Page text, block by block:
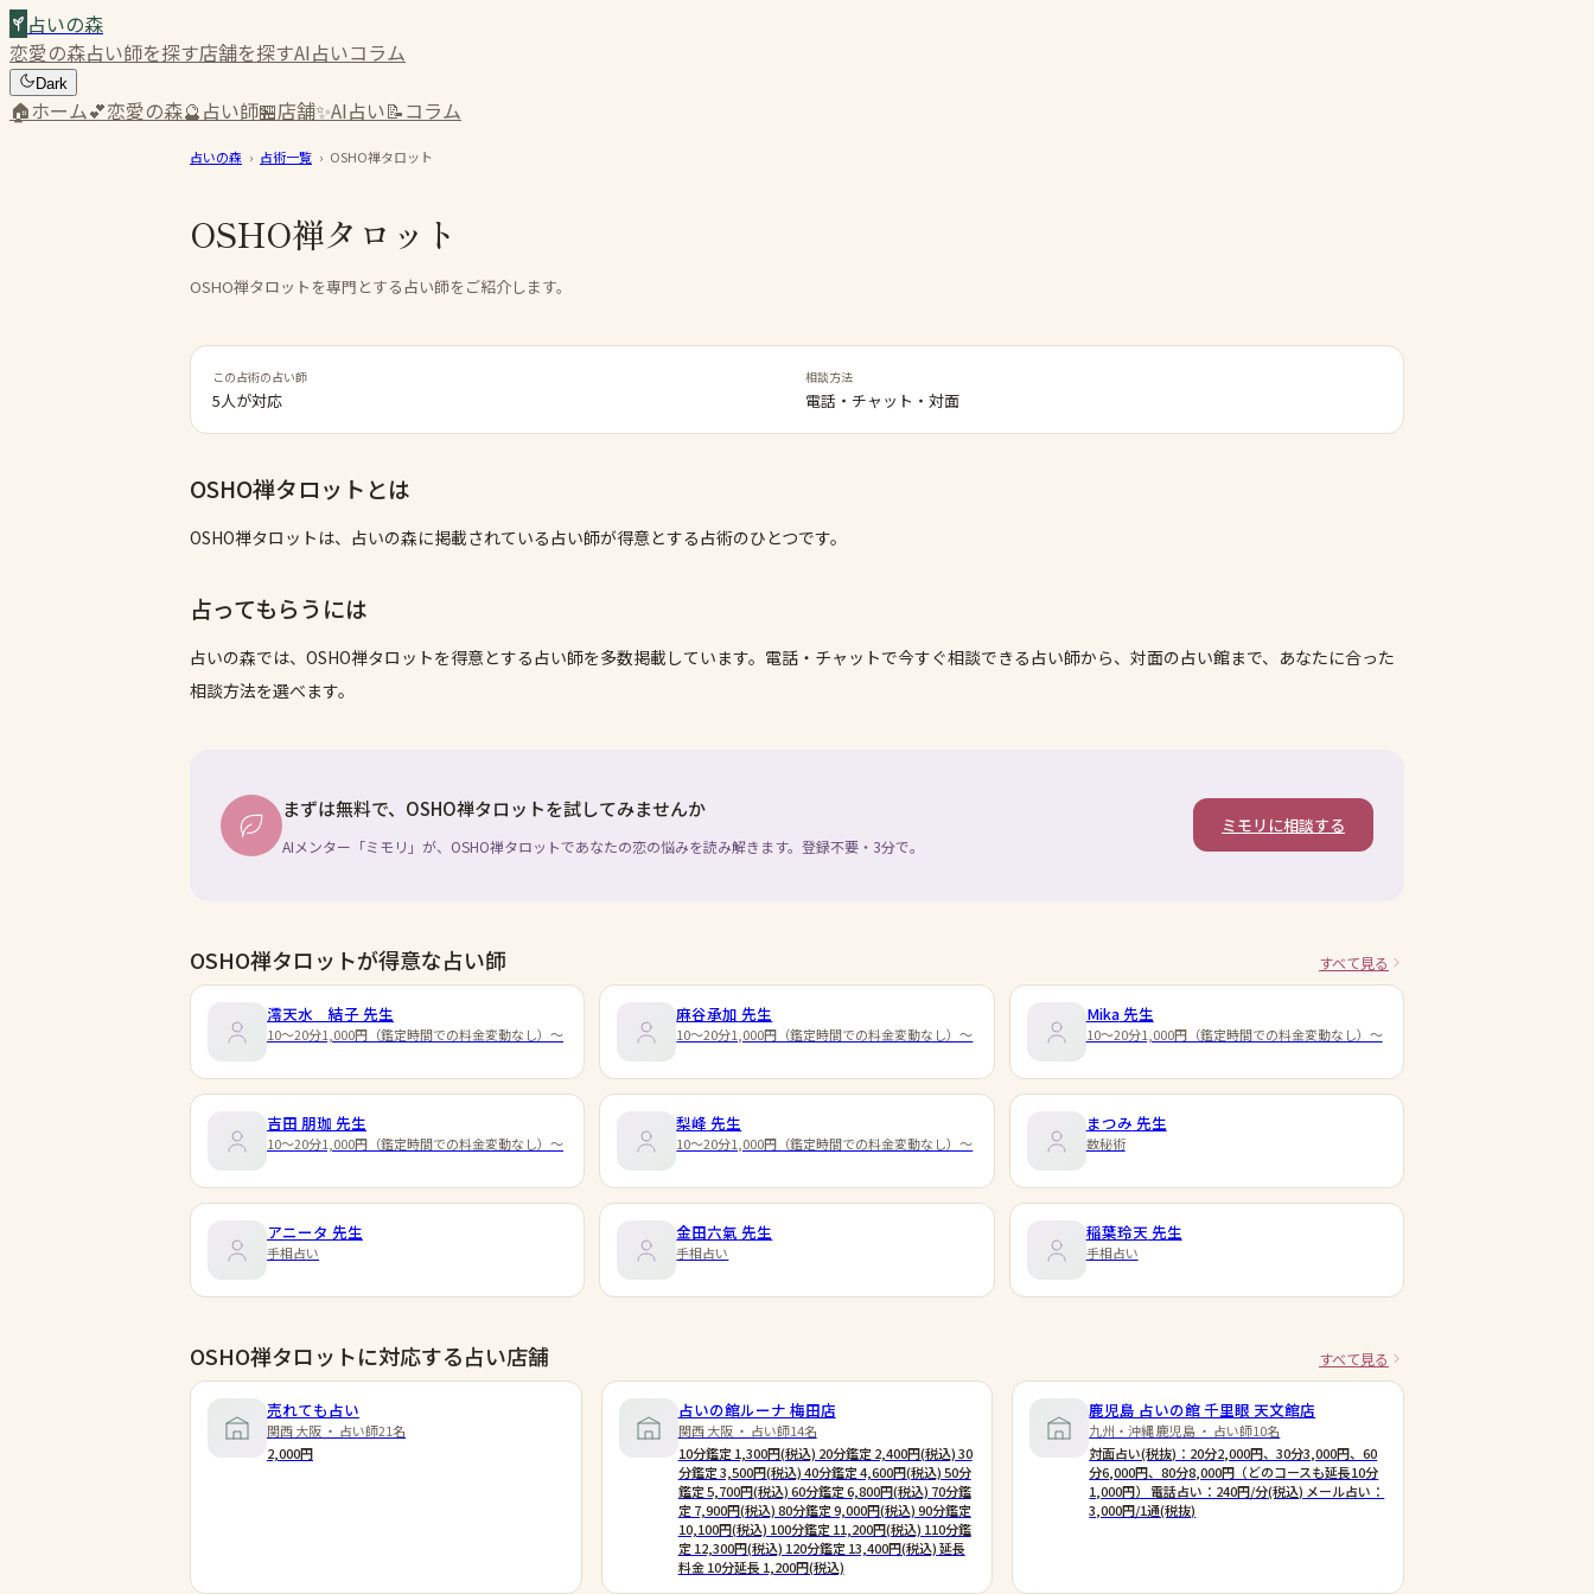
占いの森
恋愛の森占い師を探す店舗を探すAI占いコラム
Dark
🏠ホーム💕恋愛の森🔮占い師🏪店舗✨AI占い📝コラム
占いの森 › 占術一覧 › OSHO禅タロット
OSHO禅タロット
OSHO禅タロットを専門とする占い師をご紹介します。
この占術の占い師
5人が対応
相談方法
電話・チャット・対面
OSHO禅タロット とは
OSHO禅タロットは、占いの森に掲載されている占い師が得意とする占術のひとつです。
占ってもらうには
占いの森では、 OSHO禅タロットを得意とする占い師を多数掲載しています。電話・チャットで今すぐ相談できる占い師から、対面の占い館まで、あなたに合った
相談方法を選べます。
まずは無料で、 OSHO禅タロットを試してみませんか
AIメンター「ミモリ」が、 OSHO禅タロットであなたの恋の悩みを読み解きます。登録不要・3分で。
ミモリに相談する
OSHO禅タロットが得意な占い師 すべて見る
澪天水 結子 先生
10～20分1,000円（鑑定時間での料金変動なし）～
麻谷承加 先生
10～20分1,000円（鑑定時間での料金変動なし）～
Mika先生
10～20分1,000円（鑑定時間での料金変動なし）～
吉田 朋珈 先生
10～20分1,000円（鑑定時間での料金変動なし）～
梨峰 先生
10～20分1,000円（鑑定時間での料金変動なし）～
まつみ 先生
数秘術
アニータ 先生
手相占い
金田六氣 先生
手相占い
稲葉玲天 先生
手相占い
OSHO禅タロットに対応する占い店舗 すべて見る
売れても占い
関西 大阪 ・ 占い師21名
2,000円
占いの館ルーナ 梅田店
関西 大阪 ・ 占い師14名
10分鑑定 1,300円(税込) 20分鑑定 2,400円(税込) 30
分鑑定 3,500円(税込) 40分鑑定 4,600円(税込) 50分
鑑定 5,700円(税込) 60分鑑定 6,800円(税込) 70分鑑
定 7,900円(税込) 80分鑑定 9,000円(税込) 90分鑑定
10,100円(税込) 100分鑑定 11,200円(税込) 110分鑑
定 12,300円(税込) 120分鑑定 13,400円(税込) 延長
料金 10分延長 1,200円(税込)
鹿児島 占いの館 千里眼 天文館店
九州・沖縄 鹿児島 ・ 占い師10名
対面占い(税抜)：20分2,000円、30分3,000円、60
分6,000円、80分8,000円（どのコースも延長10分
1,000円） 電話占い：240円/分(税込) メール占い：
3,000円/1通(税抜)